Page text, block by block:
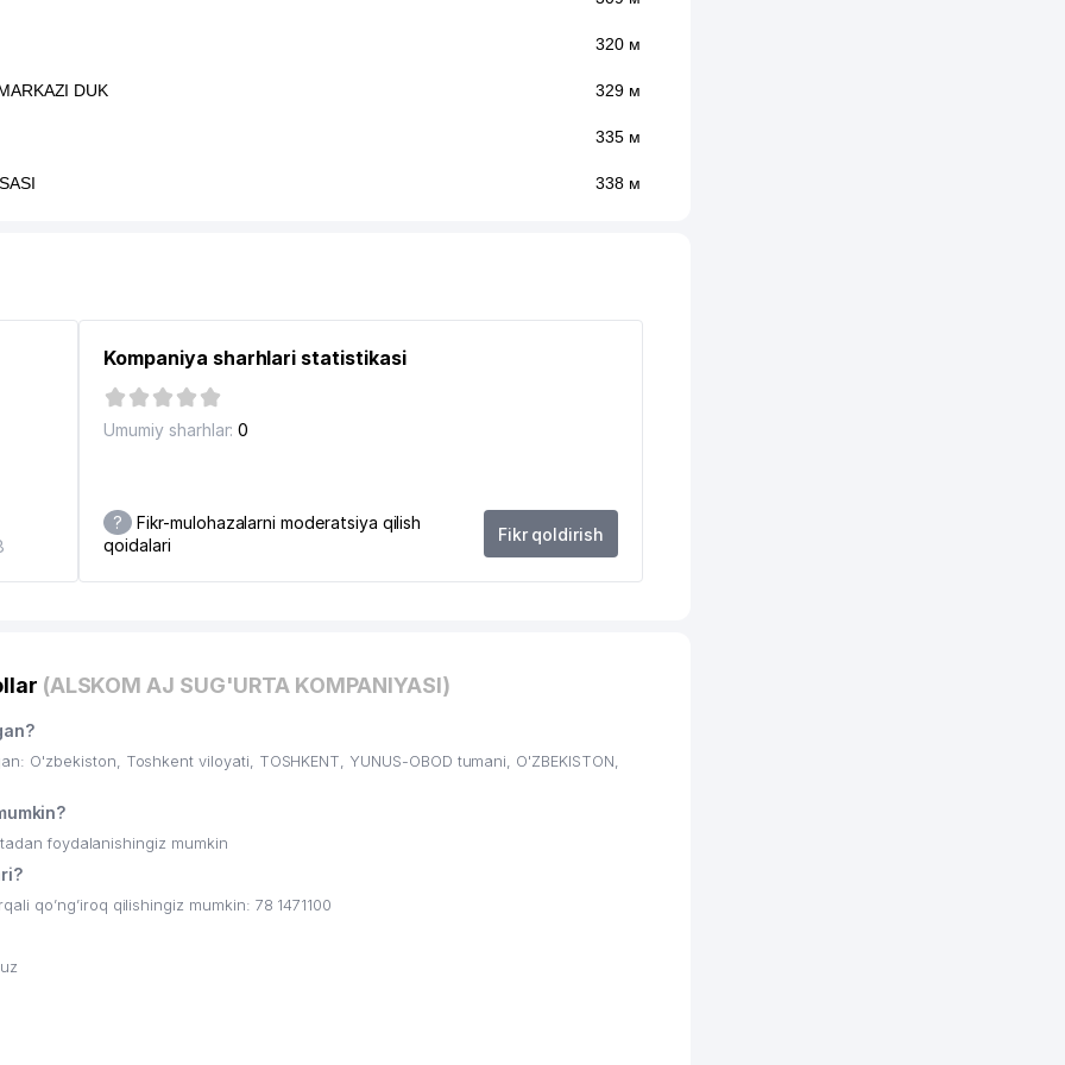
320 м
DUK 329 м
335 м
338 м
346 м
361 м
380 м
Kompaniya sharhlari statistikasi
Umumiy sharhlar: 0
?
Fikr-mulohazalarni moderatsiya qilish
qoidalari
Fikr qoldirish
(ALSKOM AJ SUG'URTA KOMPANIYASI)
O'zbekiston, Toshkent viloyati, TOSHKENT, YUNUS-OBOD tumani, O'ZBEKISTON,
foydalanishingiz mumkin
qo’ng’iroq qilishingiz mumkin: 78 1471100